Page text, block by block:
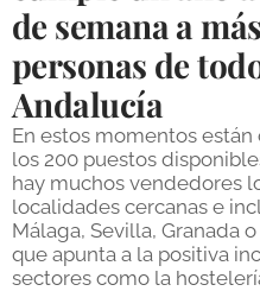
OPINIÓN
VENTANA CIUDADANA
CÓRDOBA
PROVINCIA
de semana a
personas de
Andalucía
En estos momentos
los 200 puestos
hay muchos vendedores
localidades cercanas e
Málaga, Sevilla, Granada
que apunta a la positiva
sectores como la